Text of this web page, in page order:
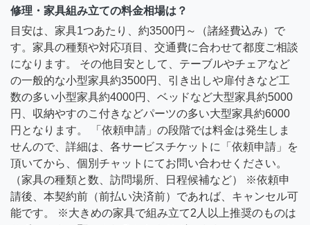
修理・家具組み立ての料金相場は？
目安は、家具1つあたり、約3500円～（諸経費込み）で
す。家具の種類や対応項目、交通費に合わせて都度ご相談
になります。 その他目安として、テーブルやチェアなど
の一般的な小型家具約3500円、引き出しや扉付きなど工
数の多い小型家具約4000円、ベッドなど大型家具約5000
円、収納やすのこ付きなどパーツの多い大型家具約6000
円となります。 「依頼申請」の段階では料金は発生しま
せんので、詳細は、各サービスチケットに「依頼申請」を
頂いてから、個別チャットにてお問い合わせください。
（家具の種類と数、訪問場所、日程候補など） ※依頼申
請後、本契約前（前払い決済前）であれば、キャンセル可
能です。 ※大きめの家具で組み立て2人以上推奨のものは